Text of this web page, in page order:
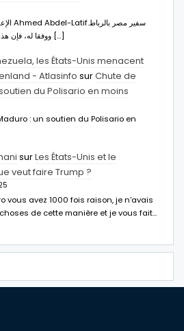
ووفقا له، فإن هذا الإجراء يهدف إلى […]
les États-Unis menacent
- Atlasinfo surChute de
du Polisario en moins
: un soutien du Polisario en
surLes États-Unis et le
veut faire Trump ?
vous avez 1000 fois raison, je n'avais
de cette manière et je vous fait…